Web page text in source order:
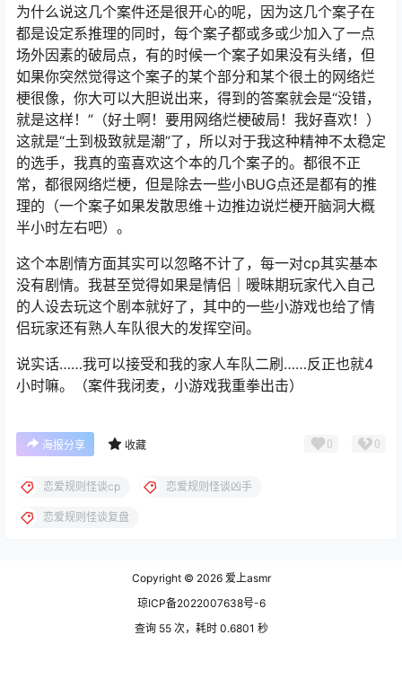
为什么说这几个案件还是很开心的呢，因为这几个案子在
都是设定系推理的同时，每个案子都或多或少加入了一点
场外因素的破局点，有的时候一个案子如果没有头绪，但
如果你突然觉得这个案子的某个部分和某个很土的网络烂
梗很像，你大可以大胆说出来，得到的答案就会是“没错，
就是这样！”（好土啊！要用网络烂梗破局！我好喜欢！）
这就是“土到极致就是潮”了，所以对于我这种精神不太稳定
的选手，我真的蛮喜欢这个本的几个案子的。都很不正
常，都很网络烂梗，但是除去一些小BUG点还是都有的推
理的（一个案子如果发散思维＋边推边说烂梗开脑洞大概
半小时左右吧）。
这个本剧情方面其实可以忽略不计了，每一对cp其实基本
没有剧情。我甚至觉得如果是情侣｜暧昧期玩家代入自己
的人设去玩这个剧本就好了，其中的一些小游戏也给了情
侣玩家还有熟人车队很大的发挥空间。
说实话……我可以接受和我的家人车队二刷……反正也就4
小时嘛。（案件我闭麦，小游戏我重拳出击）
海报分享 收藏 0 0
恋爱规则怪谈cp 恋爱规则怪谈凶手
恋爱规则怪谈复盘
Copyright © 2026爱上asmr
琼ICP备2022007638号-6
查询 55 次，耗时 0.6801 秒